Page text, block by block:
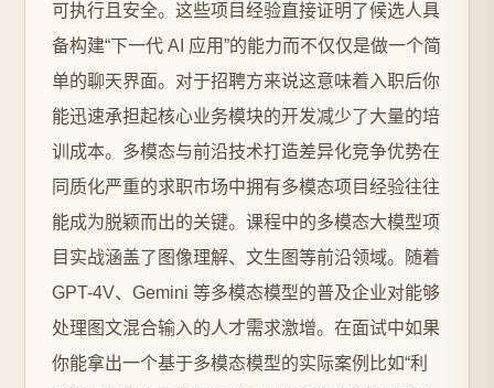
可执行且安全。这些项目经验直接证明了候选人具
备构建“下一代 AI 应用”的能力而不仅仅是做一个简
单的聊天界面。对于招聘方来说这意味着入职后你
能迅速承担起核心业务模块的开发减少了大量的培
训成本。多模态与前沿技术打造差异化竞争优势在
同质化严重的求职市场中拥有多模态项目经验往往
能成为脱颖而出的关键。课程中的多模态大模型项
目实战涵盖了图像理解、文生图等前沿领域。随着
GPT-4V、Gemini 等多模态模型的普及企业对能够
处理图文混合输入的人才需求激增。在面试中如果
你能拿出一个基于多模态模型的实际案例比如“利